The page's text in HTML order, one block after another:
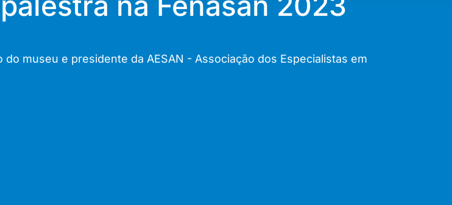
museu e presidente da AESAN - Associação dos Especialistas em